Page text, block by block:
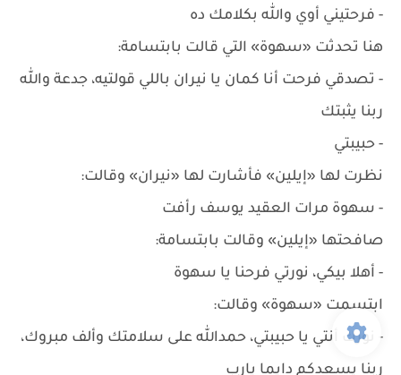
- فرحتيني أوي والله بكلامك ده
هنا تحدثت «سهوة» التي قالت بابتسامة:
- تصدقي فرحت أنا كمان يا نيران باللي قولتيه، جدعة والله
ربنا يثبتك
- حبيبتي
نظرت لها «إيلين» فأشارت لها «نيران» وقالت:
- سهوة مرات العقيد يوسف رأفت
صافحتها «إيلين» وقالت بابتسامة:
- أهلا بيكي، نورتي فرحنا يا سهوة
ابتسمت «سهوة» وقالت:
- نورك أنتي يا حبيبتي، حمدالله على سلامتك وألف مبروك،
ربنا يسعدكم دايما يارب